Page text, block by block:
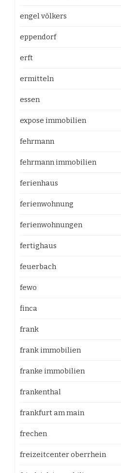
engel völkers
eppendorf
erft
ermitteln
essen
expose immobilien
fehrmann
fehrmann immobilien
ferienhaus
ferienwohnung
ferienwohnungen
fertighaus
feuerbach
fewo
finca
frank
frank immobilien
franke immobilien
frankenthal
frankfurt am main
frechen
freizeitcenter oberrhein